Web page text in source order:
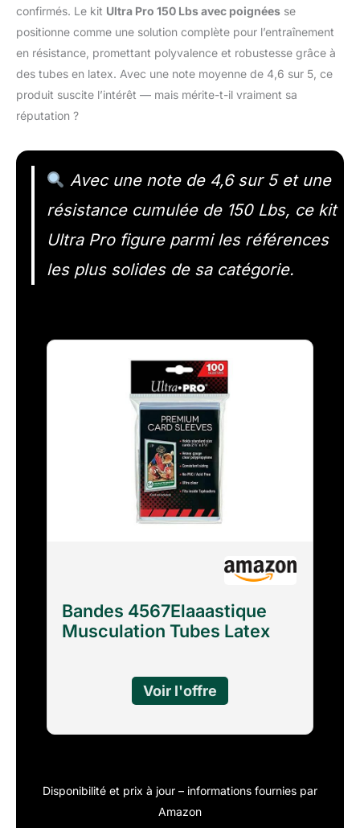
confirmés. Le kit Ultra Pro 150 Lbs avec poignées se
positionne comme une solution complète pour l’entraînement
en résistance, promettant polyvalence et robustesse grâce à
des tubes en latex. Avec une note moyenne de 4,6 sur 5, ce
produit suscite l’intérêt — mais mérite-t-il vraiment sa
réputation ?
Avec une note de 4,6 sur 5 et une
résistance cumulée de 150 Lbs, ce kit
Ultra Pro figure parmi les références
les plus solides de sa catégorie.
Bandes 4567Elaaastique
Musculation Tubes Latex
Disponibilité et prix à jour – informations fournies par
Amazon